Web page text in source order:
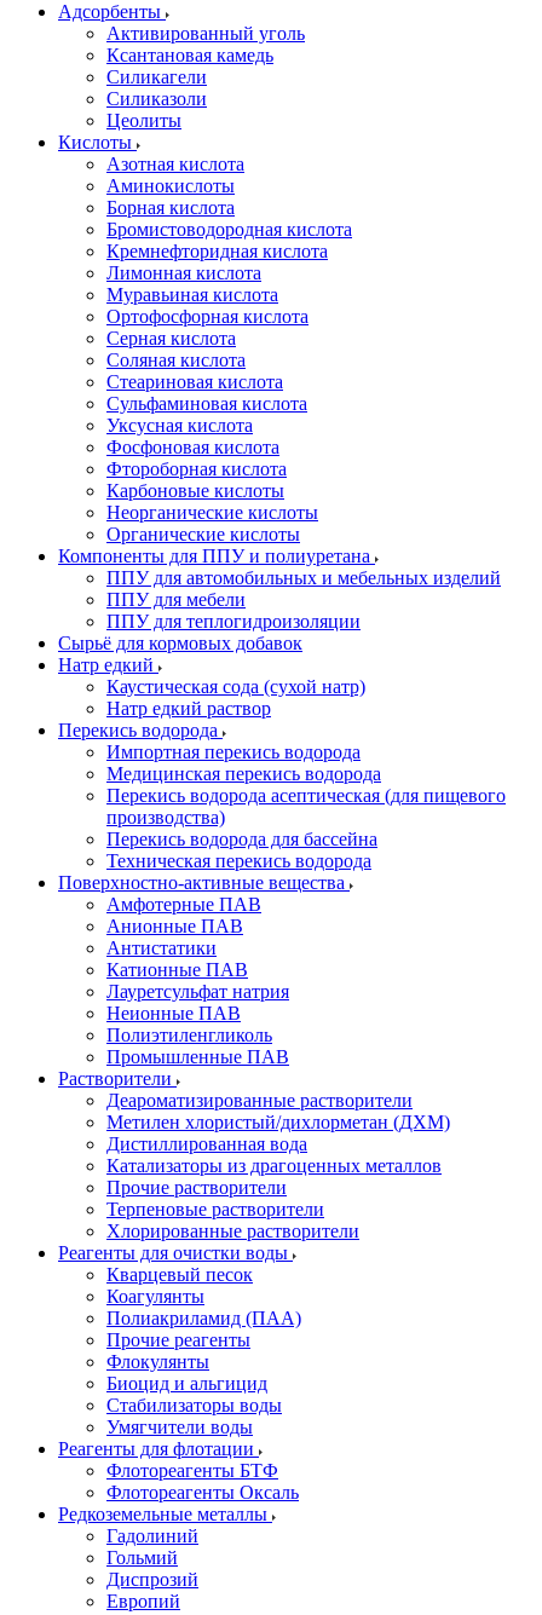
Адсорбенты
Активированный уголь
Ксантановая камедь
Силикагели
Силиказоли
Цеолиты
Кислоты
Азотная кислота
Аминокислоты
Борная кислота
Бромистоводородная кислота
Кремнефторидная кислота
Лимонная кислота
Муравьиная кислота
Ортофосфорная кислота
Серная кислота
Соляная кислота
Стеариновая кислота
Сульфаминовая кислота
Уксусная кислота
Фосфоновая кислота
Фтороборная кислота
Карбоновые кислоты
Неорганические кислоты
Органические кислоты
Компоненты для ППУ и полиуретана
ППУ для автомобильных и мебельных изделий
ППУ для мебели
ППУ для теплогидроизоляции
Сырьё для кормовых добавок
Натр едкий
Каустическая сода (сухой натр)
Натр едкий раствор
Перекись водорода
Импортная перекись водорода
Медицинская перекись водорода
Перекись водорода асептическая (для пищевого
производства)
Перекись водорода для бассейна
Техническая перекись водорода
Поверхностно-активные вещества
Амфотерные ПАВ
Анионные ПАВ
Антистатики
Катионные ПАВ
Лауретсульфат натрия
Неионные ПАВ
Полиэтиленгликоль
Промышленные ПАВ
Растворители
Деароматизированные растворители
Метилен хлористый/дихлорметан (ДХМ)
Дистиллированная вода
Катализаторы из драгоценных металлов
Прочие растворители
Терпеновые растворители
Хлорированные растворители
Реагенты для очистки воды
Кварцевый песок
Коагулянты
Полиакриламид (ПАА)
Прочие реагенты
Флокулянты
Биоцид и альгицид
Стабилизаторы воды
Умягчители воды
Реагенты для флотации
Флотореагенты БТФ
Флотореагенты Оксаль
Редкоземельные металлы
Гадолиний
Гольмий
Диспрозий
Европий